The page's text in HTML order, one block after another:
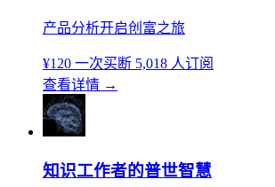
产品分析开启创富之旅
¥120 一次买断 5,018 人订阅
查看详情 →
知识工作者的普世智慧